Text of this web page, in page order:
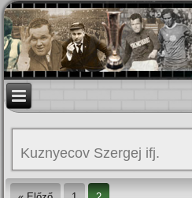
Kuznyecov Szergej ifj.